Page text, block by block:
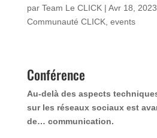
par Team Le CLICK| Avr 18, 2023
Communauté CLICK, events
Conférence
Au-delà des aspects
sur les réseaux sociaux est
de… communication.